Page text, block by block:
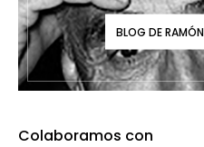
BLOG DE
Colaboramos con